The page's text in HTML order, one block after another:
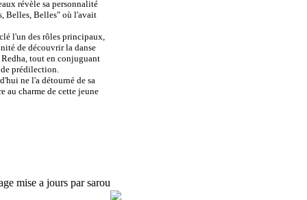
révèle sa personnalité
Belles, Belles" où l'avait
l'un des rôles principaux,
de découvrir la danse
Redha, tout en conjuguant
de prédilection.
ne l'a détourné de sa
au charme de cette jeune
mise a jours par sarou